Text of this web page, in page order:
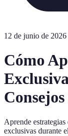
12 de junio de 2026
Cómo
Aprende
exclusivas durante